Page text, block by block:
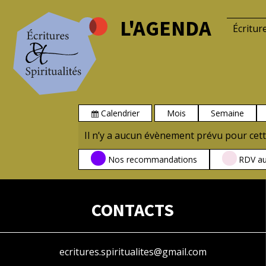
L'AGENDA
Vue
Calendrier Mois Semaine
Il n’y a aucun évènement prévu pour
CATÉGORIESNos recommandations RDV
CONTACTS
ecritures.spiritualites@gmail.com